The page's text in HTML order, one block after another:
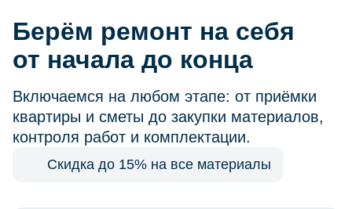
Берём ремонт на себя
от начала до конца
Включаемся на любом этапе: от приёмки
квартиры и сметы до закупки материалов,
контроля работ и комплектации.
Скидка до 15% на все материалы